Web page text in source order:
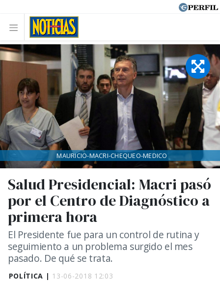
POLÍTICA | 13-06-2018 12:03
Salud Presidencial: Macri pasó
por el Centro de Diagnóstico a
primera hora
El Presidente fue para un control de rutina y
seguimiento a un problema surgido el mes
pasado. De qué se trata.
MAURICIO-MACRI-CHEQUEO-MEDICO